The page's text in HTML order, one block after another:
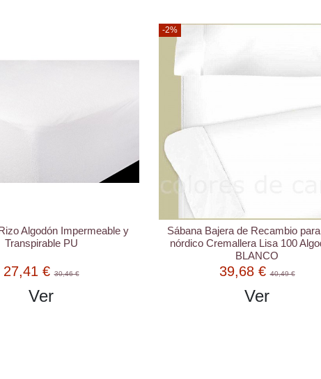
Algodón Impermeable y
Transpirable PU
27,41 €30,46 €
Ver
-2%
Sábana Bajera de Recambio
nórdico Cremallera Lisa 100
BLANCO
39,68 €40,49 €
Ver